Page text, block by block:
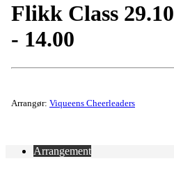
Flikk Class
- 14.00
Arrangør: Viqueens Cheerleaders
Arrangement